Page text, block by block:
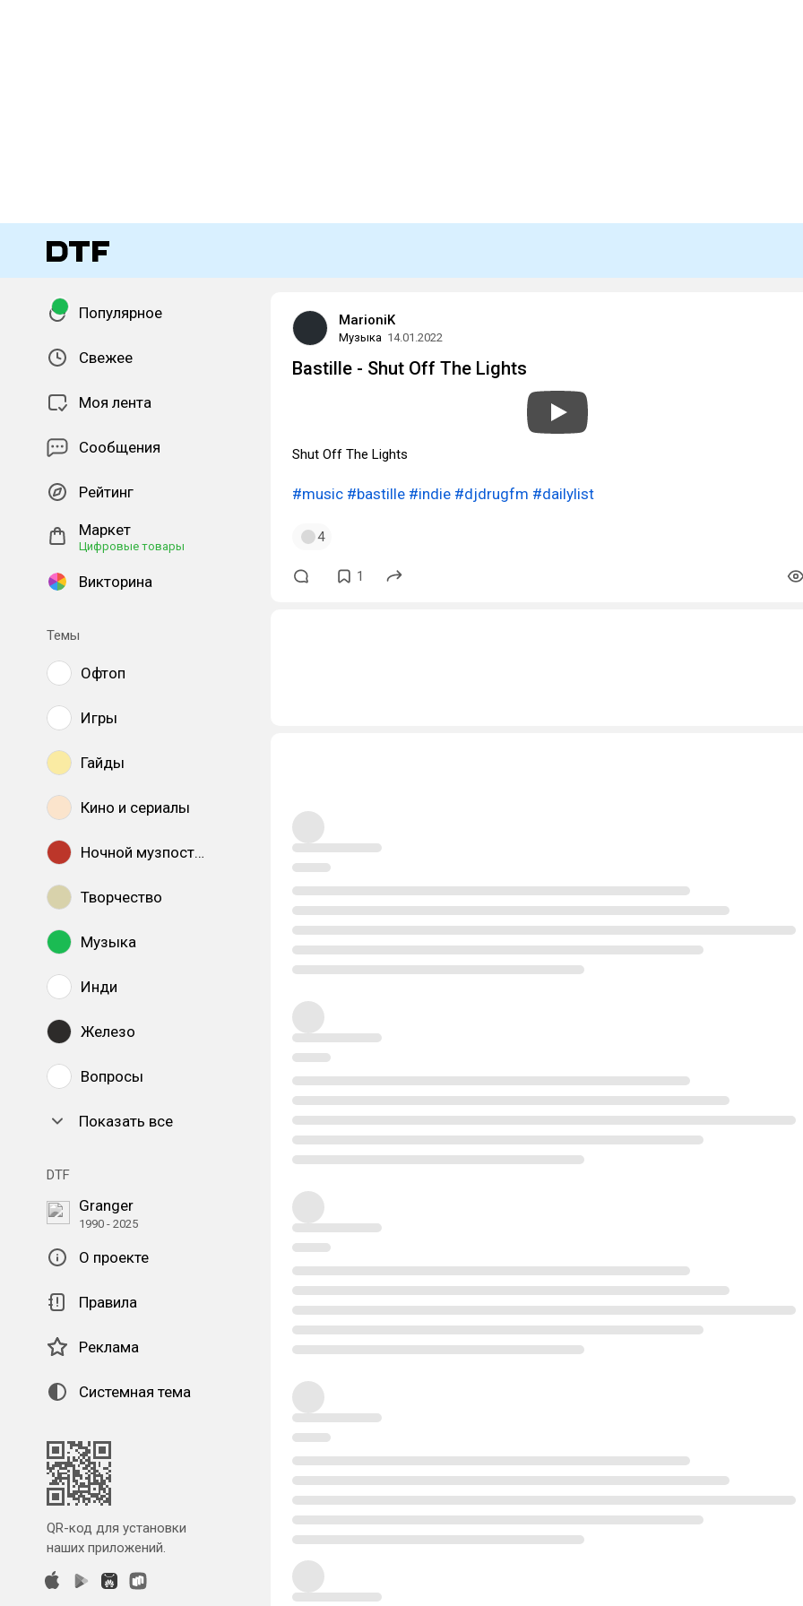
Популярное
Свежее
Моя лента
Сообщения
Рейтинг
Маркет
Цифровые товары
Викторина
Темы
Офтоп
Игры
Гайды
Кино и сериалы
Ночной музпостинг
Творчество
Музыка
Инди
Железо
Вопросы
Показать все
DTF
Granger
1990 - 2025
О проекте
Правила
Реклама
Системная тема
QR-код для установки
наших приложений.
MarioniK
Музыка 14.01.2022
Bastille - Shut Off The Lights
Shut Off The Lights
#music #bastille #indie #djdrugfm #dailylist
4
1